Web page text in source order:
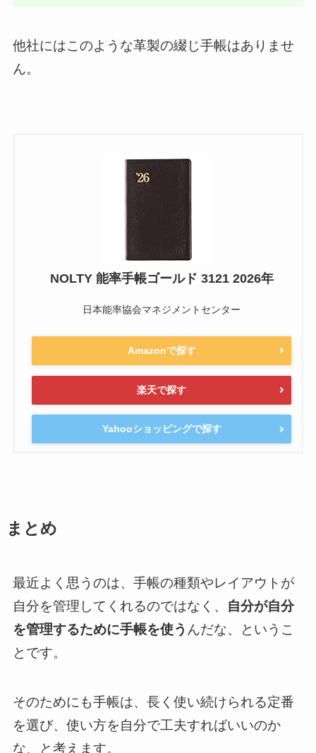
他社にはこのような革製の綴じ手帳はありませ
ん。
NOLTY 能率手帳ゴールド 3121 2026年
日本能率協会マネジメントセンター
Amazonで探す
楽天で探す
Yahooショッピングで探す
まとめ
最近よく思うのは、手帳の種類やレイアウトが
自分を管理してくれるのではなく、 自分が自分
を管理するために手帳を使う んだな、というこ
とです。
そのためにも手帳は、長く使い続けられる定番
を選び、使い方を自分で工夫すればいいのか
な、と考えます。